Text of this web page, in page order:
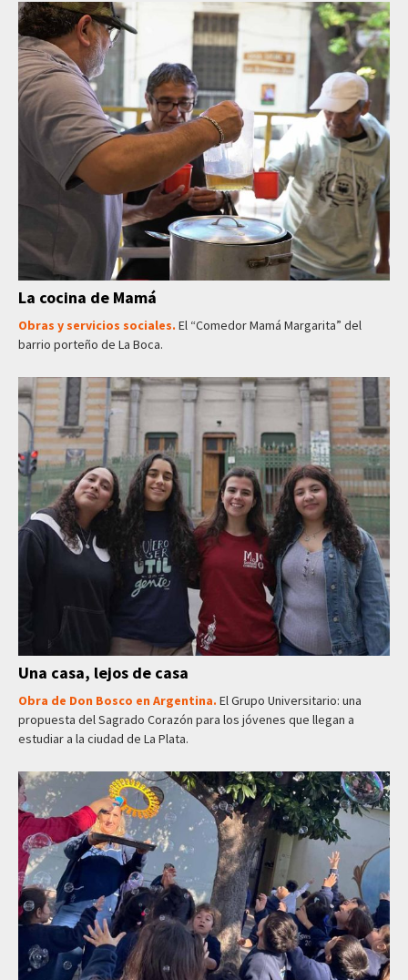
La cocina de Mamá
Obras y servicios sociales. El “Comedor Mamá Margarita” del
barrio porteño de La Boca.
Una casa, lejos de casa
Obra de Don Bosco en Argentina. El Grupo Universitario: una
propuesta del Sagrado Corazón para los jóvenes que llegan a
estudiar a la ciudad de La Plata.